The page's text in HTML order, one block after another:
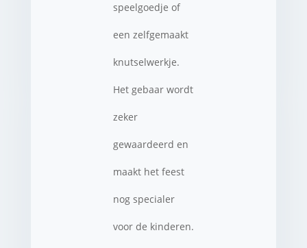
speelgoedje of
een zelfgemaakt
knutselwerkje.
Het gebaar wordt
zeker
gewaardeerd en
maakt het feest
nog specialer
voor de kinderen.